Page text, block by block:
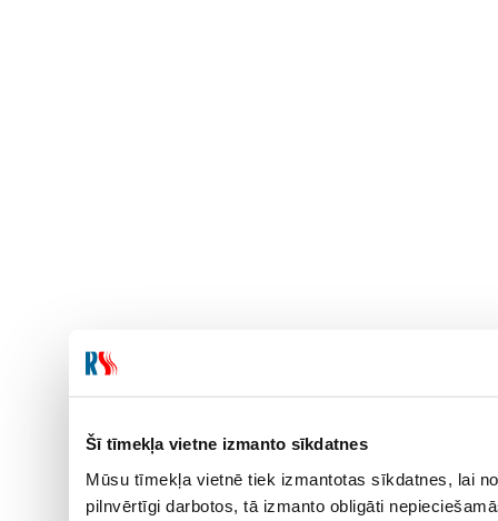
Šī tīmekļa vietne izmanto sīkdatnes
Mūsu tīmekļa vietnē tiek izmantotas sīkdatnes, lai
pilnvērtīgi darbotos, tā izmanto obligāti